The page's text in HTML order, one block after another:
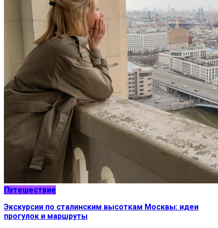
Путешествие
Экскурсии по сталинским высоткам Москвы: идеи
прогулок и маршруты